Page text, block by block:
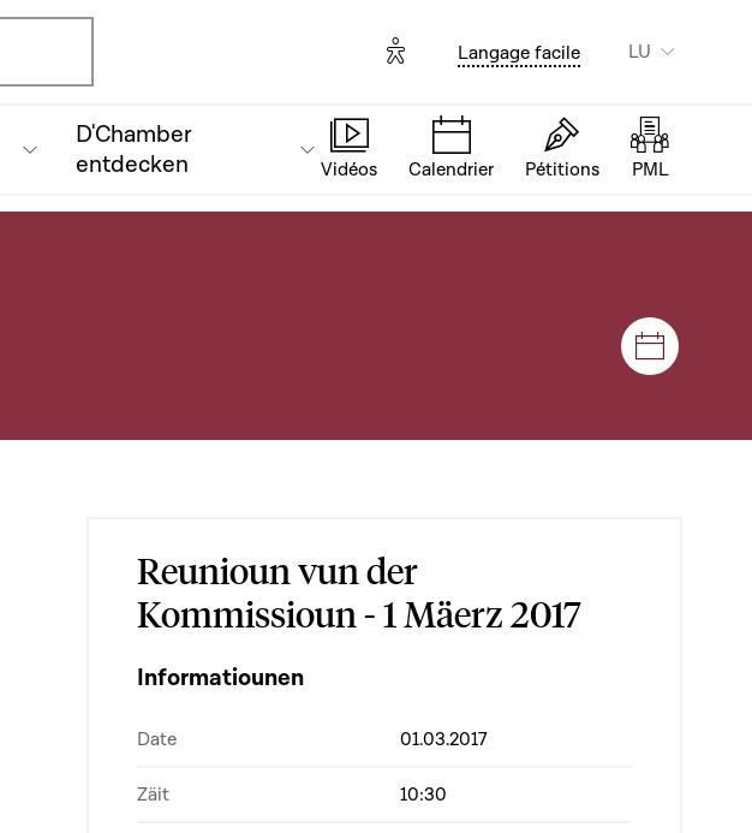
Options d'accessibilité
Langage facile LU
D'Chamber
entdecken
Vidéos Calendrier Pétitions PML
Reunioun vun der
Kommissioun - 1 Mäerz 2017
Informatiounen
Date 01.03.2017
Zäit 10:30